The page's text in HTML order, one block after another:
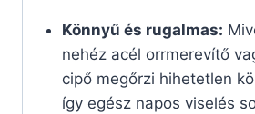
Könnyű és rugalmas:
nehéz acél orrmerevítő
cipő megőrzi hihetetlen
így egész napos viselés